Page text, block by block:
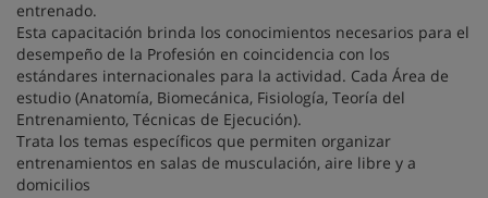
entrenado.
Esta capacitación brinda los conocimientos necesarios para el
desempeño de la Profesión en coincidencia con los
estándares internacionales para la actividad. Cada Área de
estudio (Anatomía, Biomecánica, Fisiología, Teoría del
Entrenamiento, Técnicas de Ejecución).
Trata los temas específicos que permiten organizar
entrenamientos en salas de musculación, aire libre y a
domicilios